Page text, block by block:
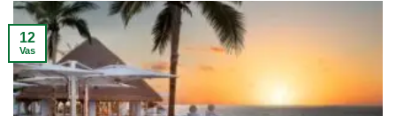
12
Vas